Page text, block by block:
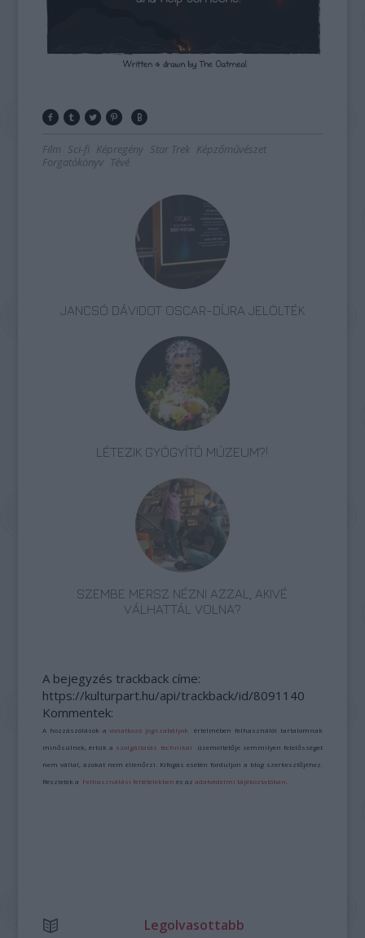
Film Sci-fi Képregény Star Trek Képzőművészet
Forgatókönyv Tévé
JANCSÓ DÁVIDOT OSCAR-DÍJRA JELÖLTÉK
LÉTEZIK GYÓGYÍTÓ MÚZEUM?!
SZEMBE MERSZ NÉZNI AZZAL, AKIVÉ
VÁLHATTÁL VOLNA?
A bejegyzés trackback címe:
https://kulturpart.hu/api/trackback/id/8091140
Kommentek:
A hozzászólások avonatkozó jogszabályok értelmében felhasználói tartalomnak
minősülnek, értük a szolgáltatás technikai üzemeltetője semmilyen felelősséget
nem vállal, azokat nem ellenőrzi. Kifogás esetén forduljon a blog szerkesztőjéhez.
Részletek a Felhasználási feltételekben és azadatvédelmi tájékoztatóban
Legolvasottabb